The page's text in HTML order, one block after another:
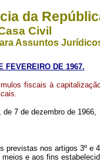
da
Civil
Assuntos
FEVEREIRO DE 1967.
fiscais à
7 de dezembro de 1966,
nos artigos 3º e
e aos fins